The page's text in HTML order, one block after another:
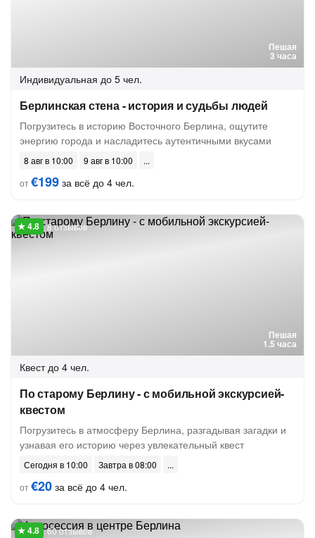
Пешая
3 часа
Индивидуальная до 5 чел.
Берлинская стена - история и судьбы людей
Погрузитесь в историю Восточного Берлина, ощутите
энергию города и насладитесь аутентичными вкусами
8 авг в 10:00
9 авг в 10:00
от€199 за всё до 4 чел.
Пешая
1.5 часа
8 отзывов
Квест до 4 чел.
По старому Берлину - с мобильной экскурсией-
квестом
Погрузитесь в атмосферу Берлина, разгадывая загадки и
узнавая его историю через увлекательный квест
Сегодня в 10:00
Завтра в 08:00
от€20 за всё до 4 чел.
60 отзывов